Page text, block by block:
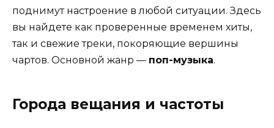
поднимут настроение в любой ситуации. Здесь
вы найдете как проверенные временем хиты,
так и свежие треки, покоряющие вершины
чартов. Основной жанр — поп-музыка.
Города вещания и частоты